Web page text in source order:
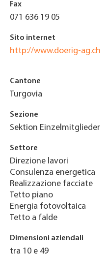
Fax
071 636 19 05
Sito internet
http://www.doerig-ag.ch
Cantone
Turgovia
Sezione
Sektion Einzelmitglieder
Settore
Direzione lavori
Consulenza energetica
Realizzazione facciate
Tetto piano
Energia fotovoltaica
Tetto a falde
Dimensioni aziendali
tra 10 e 49